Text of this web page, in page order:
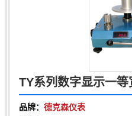
TY系列数字显示一
品牌： 德克森仪表